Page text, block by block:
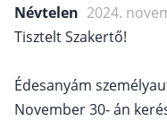
Névtelen 2024.
Tisztelt Szakertő!
Édesanyám
November 30- án